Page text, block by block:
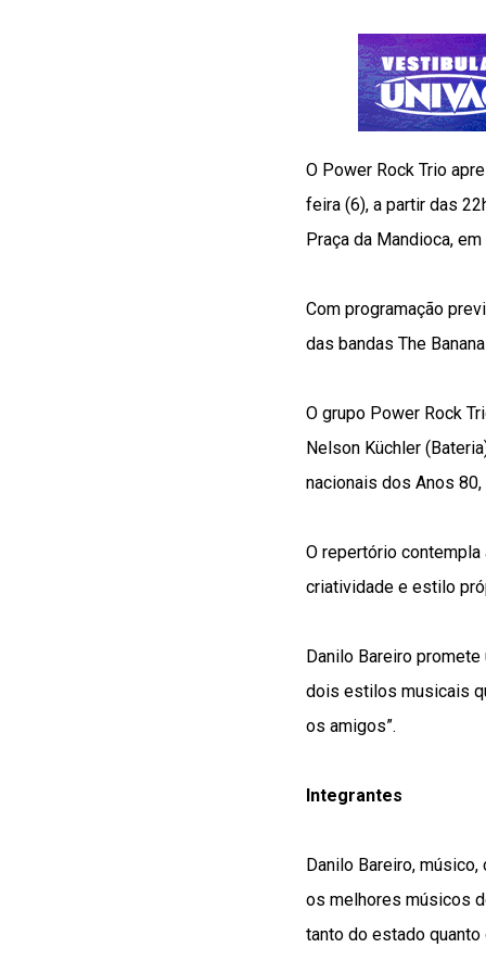
O Power Rock Trio
feira (6), a partir das
Praça da Mandioca, em
Com programação
das bandas The
O grupo Power Rock
Nelson Küchler
nacionais dos Anos 80,
O repertório
criatividade e estilo
Danilo Bareiro
dois estilos musicais
os amigos”.
Integrantes
Danilo Bareiro,
os melhores músicos
tanto do estado quanto